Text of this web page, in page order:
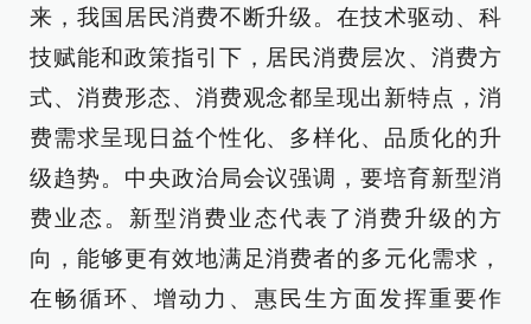
来，我国居民消费不断升级。在技术驱动、科
技赋能和政策指引下，居民消费层次、消费方
式、消费形态、消费观念都呈现出新特点，消
费需求呈现日益个性化、多样化、品质化的升
级趋势。中央政治局会议强调，要培育新型消
费业态。新型消费业态代表了消费升级的方
向，能够更有效地满足消费者的多元化需求，
在畅循环、增动力、惠民生方面发挥重要作